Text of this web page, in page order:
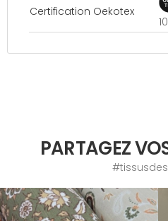
Certification Oekotex
PARTAGEZ